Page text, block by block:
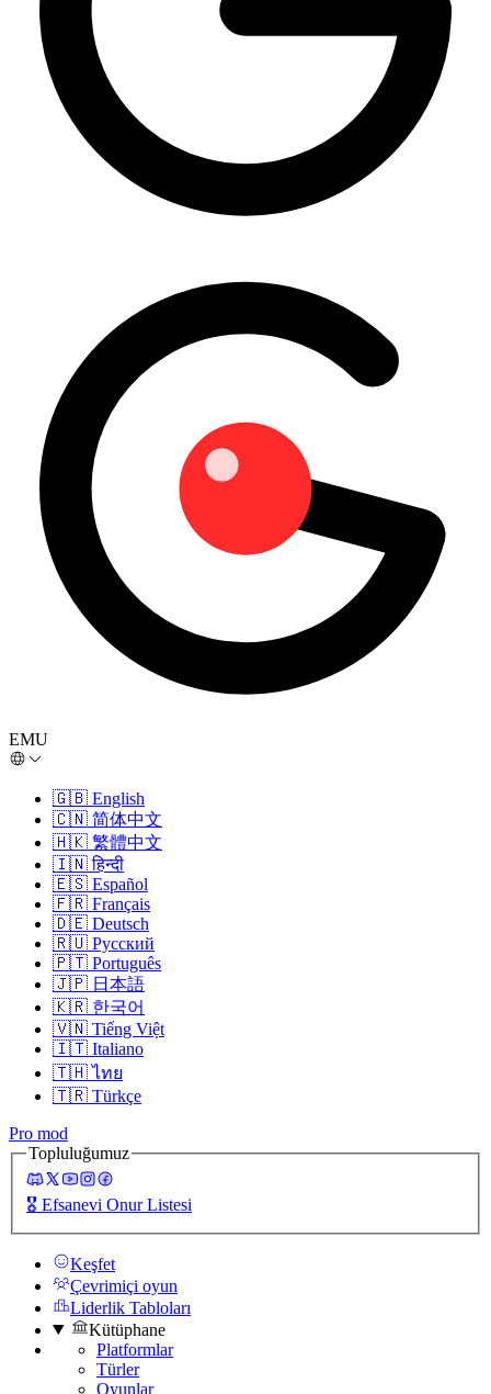
EMU
🇬🇧 English
🇨🇳 简体中文
🇭🇰 繁體中文
🇮🇳 हिन्दी
🇪🇸 Español
🇫🇷 Français
🇩🇪 Deutsch
🇷🇺 Русский
🇵🇹 Português
🇯🇵 日本語
🇰🇷 한국어
🇻🇳 Tiếng Việt
🇮🇹 Italiano
🇹🇭 ไทย
🇹🇷 Türkçe
Pro mod
Topluluğumuz
🎖️ Efsanevi Onur Listesi
Keşfet
Çevrimiçi oyun
Liderlik Tabloları
Kütüphane
Platformlar
Türler
Oyunlar